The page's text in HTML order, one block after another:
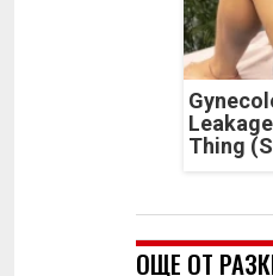
Thing
ОЩЕ ОТ